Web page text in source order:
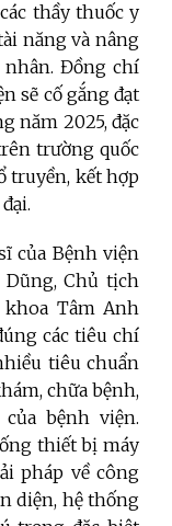
thầy thuốc y
năng và nâng
Đồng chí
sẽ cố gắng đạt
năm 2025, đặc
trường quốc
truyền, kết hợp
của Bệnh viện
Chủ tịch
Tâm Anh
các tiêu chí
tiêu chuẩn
chữa bệnh,
bệnh viện.
thiết bị máy
pháp về công
diện, hệ thống